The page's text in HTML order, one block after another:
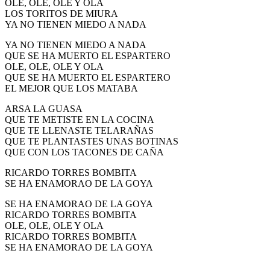
OLE, OLE, OLE Y OLA
LOS TORITOS DE MIURA
YA NO TIENEN MIEDO A NADA
YA NO TIENEN MIEDO A NADA
QUE SE HA MUERTO EL ESPARTERO
OLE, OLE, OLE Y OLA
QUE SE HA MUERTO EL ESPARTERO
EL MEJOR QUE LOS MATABA
ARSA LA GUASA
QUE TE METISTE EN LA COCINA
QUE TE LLENASTE TELARAÑAS
QUE TE PLANTASTES UNAS BOTINAS
QUE CON LOS TACONES DE CAÑA
RICARDO TORRES BOMBITA
SE HA ENAMORAO DE LA GOYA
SE HA ENAMORAO DE LA GOYA
RICARDO TORRES BOMBITA
OLE, OLE, OLE Y OLA
RICARDO TORRES BOMBITA
SE HA ENAMORAO DE LA GOYA